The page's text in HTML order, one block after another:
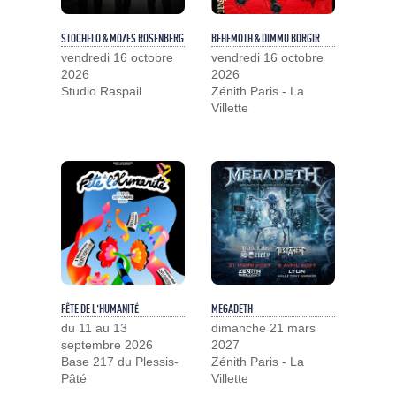
STOCHELO & MOZES ROSENBERG
vendredi 16 octobre
2026
Studio Raspail
BEHEMOTH & DIMMU BORGIR
vendredi 16 octobre
2026
Zénith Paris - La
Villette
FÊTE DE L'HUMANITÉ
du 11 au 13
septembre 2026
Base 217 du Plessis-
Pâté
MEGADETH
dimanche 21 mars
2027
Zénith Paris - La
Villette